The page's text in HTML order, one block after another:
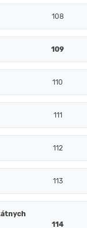
108
109
110
111
112
113
114